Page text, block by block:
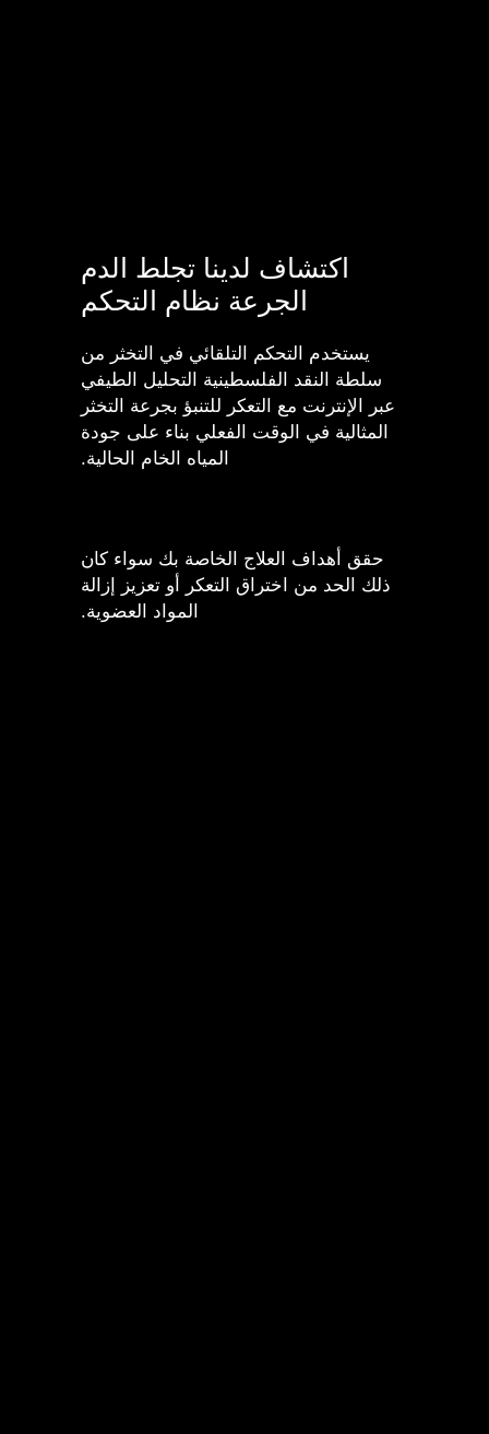
اكتشاف لدينا تجلط الدم
الجرعة نظام التحكم
يستخدم التحكم التلقائي في التخثر من
سلطة النقد الفلسطينية التحليل الطيفي
عبر الإنترنت مع التعكر للتنبؤ بجرعة التخثر
المثالية في الوقت الفعلي بناء على جودة
المياه الخام الحالية.
حقق أهداف العلاج الخاصة بك سواء كان
ذلك الحد من اختراق التعكر أو تعزيز إزالة
المواد العضوية.